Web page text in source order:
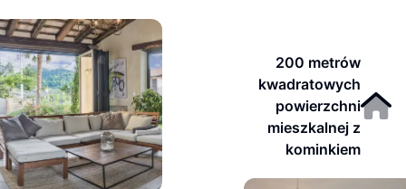
200 metrów
kwadratowych
powierzchni
mieszkalnej z
kominkiem